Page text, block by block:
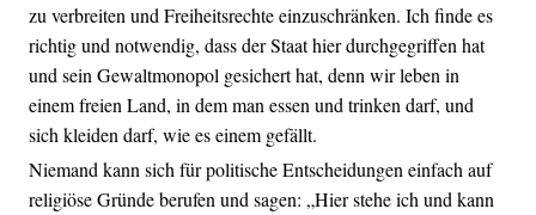
zu verbreiten und Freiheitsrechte einzuschränken. Ich finde es
richtig und notwendig, dass der Staat hier durchgegriffen hat
und sein Gewaltmonopol gesichert hat, denn wir leben in
einem freien Land, in dem man essen und trinken darf, und
sich kleiden darf, wie es einem gefällt.
Niemand kann sich für politische Entscheidungen einfach auf
religiöse Gründe berufen und sagen: „Hier stehe ich und kann